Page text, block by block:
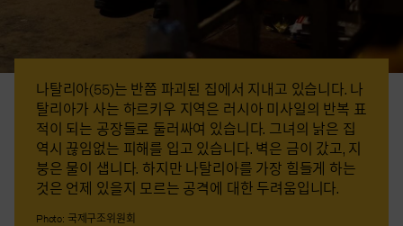
나탈리아(55)는 반쯤 파괴된 집에서 지내고 있습니다. 나
탈리아가 사는 하르키우 지역은 러시아 미사일의 반복 표
적이 되는 공장들로 둘러싸여 있습니다. 그녀의 낡은 집
역시 끊임없는 피해를 입고 있습니다. 벽은 금이 갔고, 지
붕은 물이 샙니다. 하지만 나탈리아를 가장 힘들게 하는
것은 언제 있을지 모르는 공격에 대한 두려움입니다.
Photo: 국제구조위원회